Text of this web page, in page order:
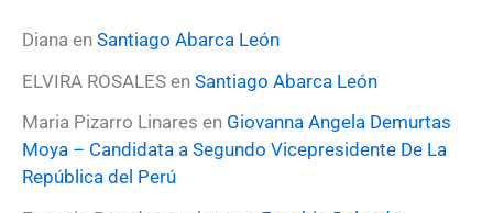
p
r
:
Diana en Santiago Abarca León
ELVIRA ROSALES en Santiago Abarca León
Maria Pizarro Linares en Giovanna Angela Demurtas
Moya – Candidata a Segundo Vicepresidente De La
República del Perú